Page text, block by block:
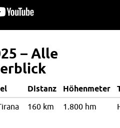
– Alle
Distanz Höhenmeter
160 km 1.800 hm